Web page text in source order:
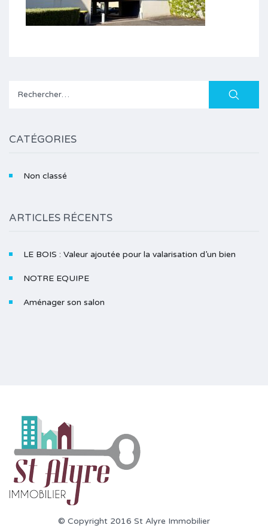
Rechercher :
CATÉGORIES
Non classé
ARTICLES RÉCENTS
LE BOIS : Valeur ajoutée pour la valarisation d’un bien
NOTRE EQUIPE
Aménager son salon
© Copyright 2016 St Alyre Immobilier